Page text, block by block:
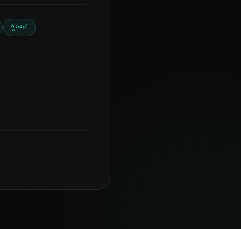
ಸ್ವೀಡನ್